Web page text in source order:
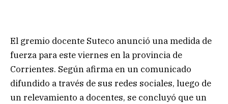
El gremio docente Suteco anunció una medida de
fuerza para este viernes en la provincia de
Corrientes. Según afirma en un comunicado
difundido a través de sus redes sociales, luego de
un relevamiento a docentes, se concluyó que un